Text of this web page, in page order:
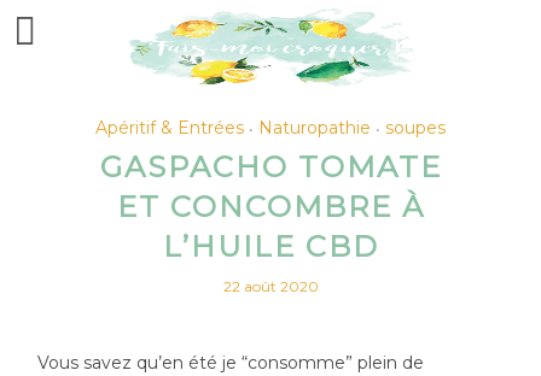
Apéritif & Entrées • Naturopathie • soupes
GASPACHO TOMATE
ET CONCOMBRE À
L’HUILE CBD
22 août 2020
Vous savez qu’en été je “consomme” plein de